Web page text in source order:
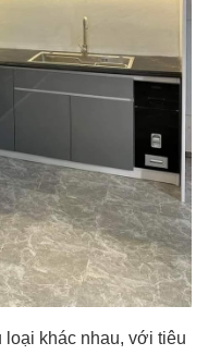
khác nhau, với tiêu